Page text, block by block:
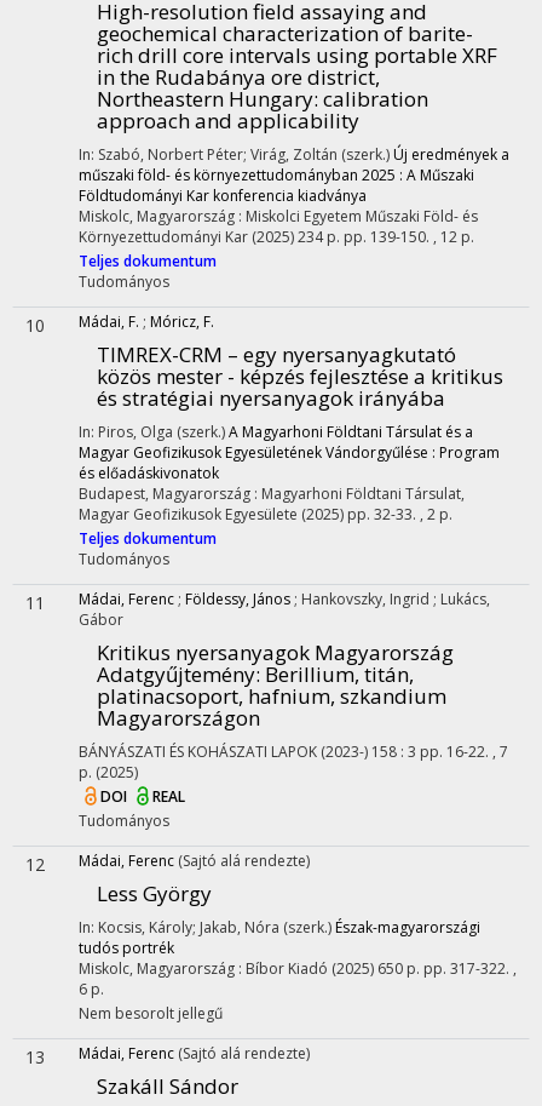
High-resolution field assaying and
geochemical characterization of barite-
rich drill core intervals using portable XRF
in the Rudabánya ore district,
Northeastern Hungary: calibration
approach and applicability
In: Szabó, Norbert Péter; Virág, Zoltán (szerk.) Új eredmények a
műszaki föld- és környezettudományban 2025 : A Műszaki
Földtudományi Kar konferencia kiadványa
Miskolc, Magyarország : Miskolci Egyetem Műszaki Föld- és
Környezettudományi Kar (2025)234 p. pp. 139-150. , 12 p.
Teljes dokumentum
Tudományos
10 Mádai, F. ; Móricz, F.
TIMREX-CRM – egy nyersanyagkutató
közös mester - képzés fejlesztése a kritikus
és stratégiai nyersanyagok irányába
In: Piros, Olga (szerk.)A Magyarhoni Földtani Társulat és a
Magyar Geofizikusok Egyesületének Vándorgyűlése : Program
és előadáskivonatok
Budapest, Magyarország : Magyarhoni Földtani Társulat,
Magyar Geofizikusok Egyesülete (2025) pp. 32-33. , 2 p.
Teljes dokumentum
Tudományos
11 Mádai, Ferenc ; Földessy, János ; Hankovszky, Ingrid ; Lukács,
Gábor
Kritikus nyersanyagok Magyarország
Adatgyűjtemény: Berillium, titán,
platinacsoport, hafnium, szkandium
Magyarországon
BÁNYÁSZATI ÉS KOHÁSZATI LAPOK (2023-) 158 : 3 pp. 16-22. , 7
p. (2025)
DOI
REAL
Tudományos
12 Mádai, Ferenc (Sajtó alá rendezte)
Less György
In: Kocsis, Károly; Jakab, Nóra (szerk.) Észak-magyarországi
tudós portrék
Miskolc, Magyarország : Bíbor Kiadó (2025) 650 p. pp. 317-322. ,
6 p.
Nem besorolt jellegű
13 Mádai, Ferenc (Sajtó alá rendezte)
Szakáll Sándor